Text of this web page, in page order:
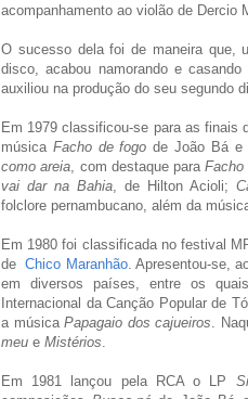
acompanhamento ao violão de Dercio
O sucesso dela foi de maneira que,
disco, acabou namorando e
auxiliou na produção do seu segundo
Em 1979 classificou-se para as
música Facho de fogo de João Bá e
como areia , com destaque paraFacho
vai dar na Bahia, de Hilton Acioli;
folclore pernambucano, além da
Em 1980 foi classificada no festival
deChico Maranhão. Apresentou-se,
em diversos países, entre os
Internacional da Canção Popular de
a músicaPapagaio dos cajueiros .
meu e Mistérios
Em 1981 lançou pela RCA o LP